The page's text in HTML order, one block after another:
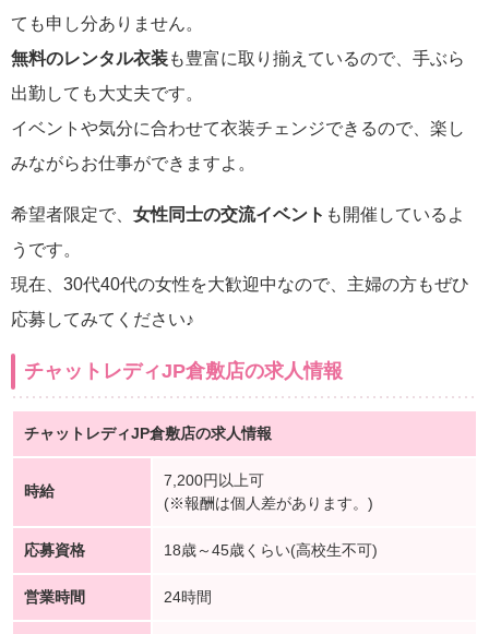
ても申し分ありません。
無料のレンタル衣装も豊富に取り揃えているので、手ぶら
出勤しても大丈夫です。
イベントや気分に合わせて衣装チェンジできるので、楽し
みながらお仕事ができますよ。
希望者限定で、 女性同士の交流イベント も開催しているよ
うです。
現在、30代40代の女性を大歓迎中なので、主婦の方もぜひ
応募してみてください♪
チャットレディJP倉敷店の求人情報
チャットレディJP倉敷店の求人情報
時給
7,200円以上可
(※報酬は個人差があります。)
応募資格 18歳～45歳くらい(高校生不可)
営業時間 24時間